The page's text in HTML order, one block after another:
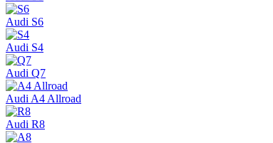
Audi S6
Audi S4
Audi Q7
Audi A4 Allroad
Audi R8